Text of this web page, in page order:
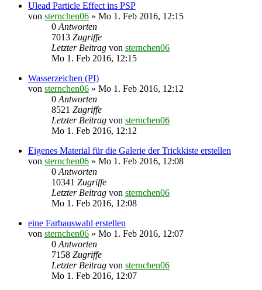
Ulead Particle Effect ins PSP
von sternchen06 » Mo 1. Feb 2016, 12:15
0 Antworten
7013 Zugriffe
Letzter Beitrag von sternchen06
Mo 1. Feb 2016, 12:15
Wasserzeichen (PI)
von sternchen06 » Mo 1. Feb 2016, 12:12
0 Antworten
8521 Zugriffe
Letzter Beitrag von sternchen06
Mo 1. Feb 2016, 12:12
Eigenes Material für die Galerie der Trickkiste erstellen
von sternchen06 » Mo 1. Feb 2016, 12:08
0 Antworten
10341 Zugriffe
Letzter Beitrag von sternchen06
Mo 1. Feb 2016, 12:08
eine Farbauswahl erstellen
von sternchen06 » Mo 1. Feb 2016, 12:07
0 Antworten
7158 Zugriffe
Letzter Beitrag von sternchen06
Mo 1. Feb 2016, 12:07